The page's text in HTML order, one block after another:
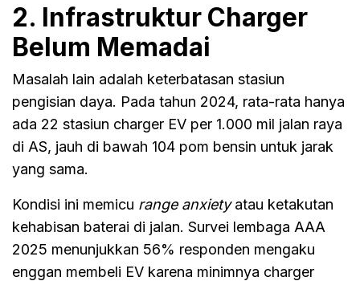
2. Infrastruktur Charger
Belum Memadai
Masalah lain adalah keterbatasan stasiun
pengisian daya. Pada tahun 2024, rata-rata hanya
ada 22 stasiun charger EV per 1.000 mil jalan raya
di AS, jauh di bawah 104 pom bensin untuk jarak
yang sama.
Kondisi ini memicu range anxietyatau ketakutan
kehabisan baterai di jalan. Survei lembaga AAA
2025 menunjukkan 56% responden mengaku
enggan membeli EV karena minimnya charger